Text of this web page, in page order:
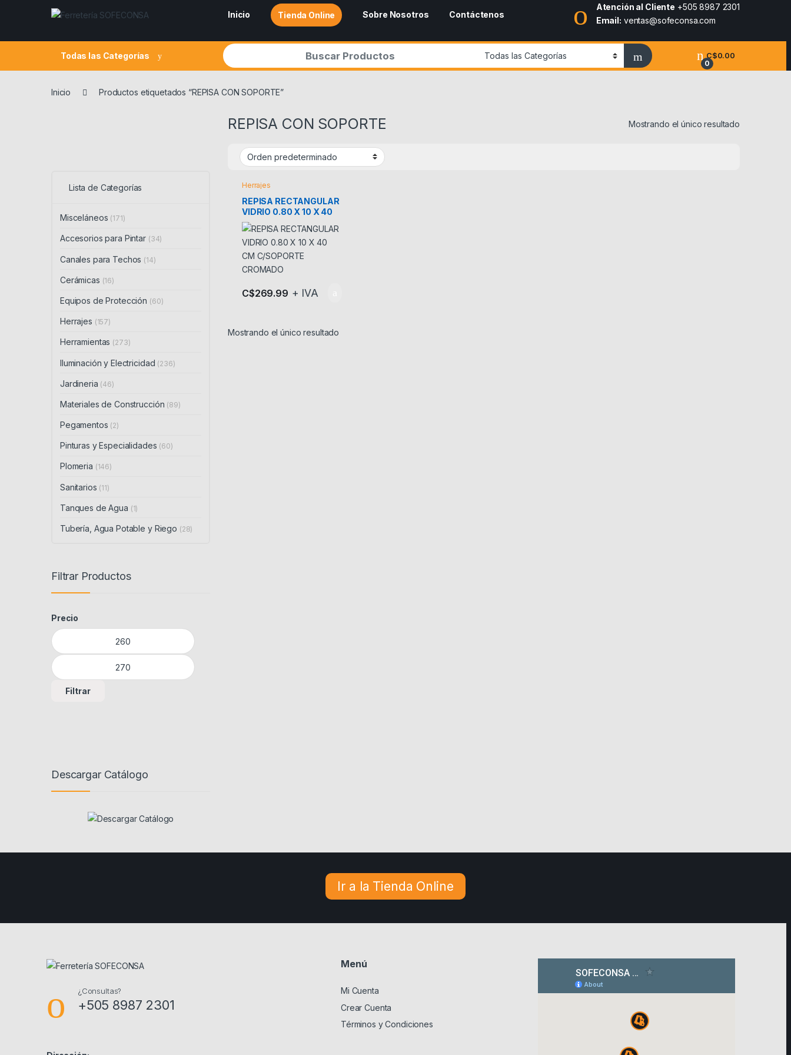
Skip to navigation
Skip to content
Inicio
Tienda Online Sobre Nosotros Contáctenos
Atención al Cliente +505 8987 2301
Email: ventas@sofeconsa.com
Todas las Categorías
Search for:
0
C$0.00
Inicio Productos etiquetados “REPISA CON SOPORTE”
REPISA CON SOPORTE Mostrando el único resultado
Herrajes
REPISA RECTANGULAR
VIDRIO 0.80 X 10 X 40
CM C/SOPORTE
CROMADO
C$269.99 + IVA
Mostrando el único resultado
Lista de Categorías
Misceláneos (171)
Accesorios para Pintar (34)
Canales para Techos (14)
Cerámicas (16)
Equipos de Protección (60)
Herrajes (157)
Herramientas (273)
Iluminación y Electricidad (236)
Jardineria (46)
Materiales de Construcción (89)
Pegamentos (2)
Pinturas y Especialidades (60)
Plomeria (146)
Sanitarios (11)
Tanques de Agua (1)
Tubería, Agua Potable y Riego (28)
Filtrar Productos
Precio
Precio mínimo
Precio máximo
Filtrar
Descargar Catálogo
Ir a la Tienda Online
¿Consultas?
+505 8987 2301
Menú
Mi Cuenta
Crear Cuenta
Términos y Condiciones